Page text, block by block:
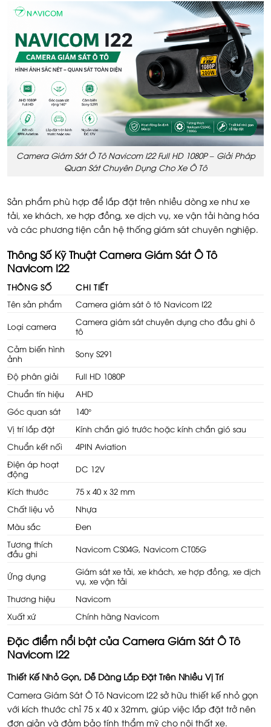
Camera Giám Sát Ô Tô Navicom I22 Full HD 1080P – Giải Pháp
Quan Sát Chuyên Dụng Cho Xe Ô Tô
Sản phẩm phù hợp để lắp đặt trên nhiều dòng xe như xe
tải, xe khách, xe hợp đồng, xe dịch vụ, xe vận tải hàng hóa
và các phương tiện cần hệ thống giám sát chuyên nghiệp.
Thông Số Kỹ Thuật Camera Giám Sát Ô Tô
Navicom I22
THÔNG SỐ
CHI TIẾT
Tên sản phẩm
Camera giám sát ô tô Navicom I22
Loại camera
Camera giám sát chuyên dụng cho đầu ghi ô
tô
Cảm biến hình
ảnh
Sony S291
Độ phân giải
Full HD 1080P
Chuẩn tín hiệu
AHD
Góc quan sát
140°
Vị trí lắp đặt
Kính chắn gió trước hoặc kính chắn gió sau
Chuẩn kết nối
4PIN Aviation
Điện áp hoạt
động
DC 12V
Kích thước
75 x 40 x 32 mm
Chất liệu vỏ
Nhựa
Màu sắc
Đen
Tương thích
đầu ghi
Navicom CS04G, Navicom CT05G
Ứng dụng
Giám sát xe tải, xe khách, xe hợp đồng, xe dịch
vụ, xe vận tải
Thương hiệu
Navicom
Xuất xứ
Chính hãng Navicom
Đặc điểm nổi bật của Camera Giám Sát Ô Tô
Navicom I22
Thiết Kế Nhỏ Gọn, Dễ Dàng Lắp Đặt Trên Nhiều Vị Trí
Camera Giám Sát Ô Tô Navicom I22 sở hữu thiết kế nhỏ gọn
với kích thước chỉ 75 x 40 x 32mm, giúp việc lắp đặt trở nên
đơn giản và đảm bảo tính thẩm mỹ cho nội thất xe.